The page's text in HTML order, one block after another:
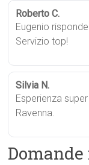
Roberto C.
Eugenio
Servizio top!
Silvia N.
Esperienza
Ravenna.